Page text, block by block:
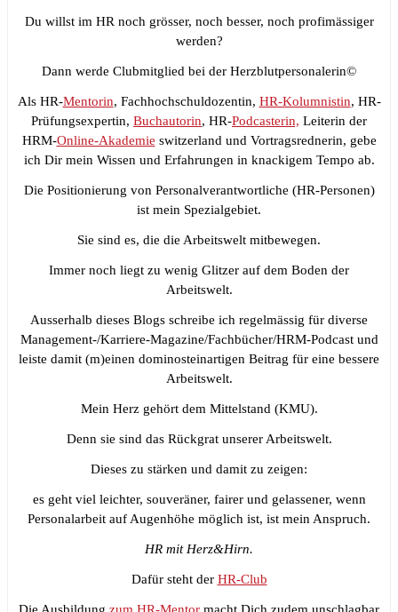
Du willst im HR noch grösser, noch besser, noch profimässiger
werden?
Dann werde Clubmitglied bei der Herzblutpersonalerin©
Als HR-Mentorin, Fachhochschuldozentin, HR-Kolumnistin, HR-
Prüfungsexpertin, Buchautorin, HR-Podcasterin, Leiterin der
HRM-Online-Akademie switzerland und Vortragsrednerin, gebe
ich Dir mein Wissen und Erfahrungen in knackigem Tempo ab.
Die Positionierung von Personalverantwortliche (HR-Personen)
ist mein Spezialgebiet.
Sie sind es, die die Arbeitswelt mitbewegen.
Immer noch liegt zu wenig Glitzer auf dem Boden der
Arbeitswelt.
Ausserhalb dieses Blogs schreibe ich regelmässig für diverse
Management-/Karriere-Magazine/Fachbücher/HRM-Podcast und
leiste damit (m)einen dominosteinartigen Beitrag für eine bessere
Arbeitswelt.
Mein Herz gehört dem Mittelstand (KMU).
Denn sie sind das Rückgrat unserer Arbeitswelt.
Dieses zu stärken und damit zu zeigen:
es geht viel leichter, souveräner, fairer und gelassener, wenn
Personalarbeit auf Augenhöhe möglich ist, ist mein Anspruch.
HR mit Herz&Hirn.
Dafür steht der HR-Club